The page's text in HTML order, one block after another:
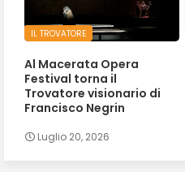
IL TROVATORE
Al Macerata Opera
Festival torna il
Trovatore visionario di
Francisco Negrin
Luglio 20, 2026